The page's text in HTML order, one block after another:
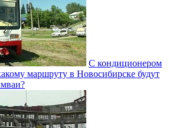
С кондиционером
маршруту в Новосибирске будут